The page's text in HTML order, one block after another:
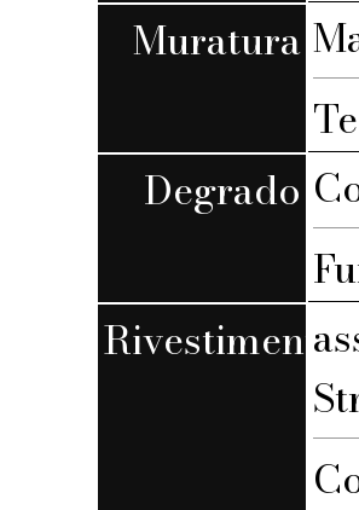
Muratura
Degrado
Rivestimento